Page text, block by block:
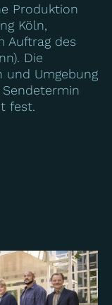
Produktion
Köln,
Auftrag des
Die
und Umgebung
fest.